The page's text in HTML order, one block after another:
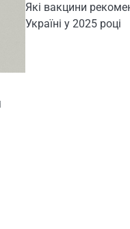
Які вакцини
Україні у 2025 році